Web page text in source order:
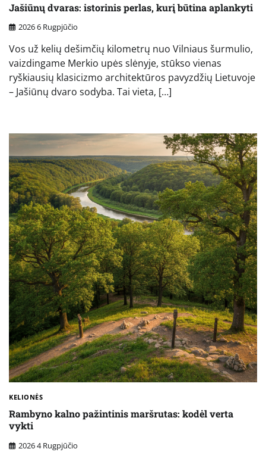
Jašiūnų dvaras: istorinis perlas, kurį būtina aplankyti
2026 6 Rugpjūčio
Vos už kelių dešimčių kilometrų nuo Vilniaus šurmulio,
vaizdingame Merkio upės slėnyje, stūkso vienas
ryškiausių klasicizmo architektūros pavyzdžių Lietuvoje
– Jašiūnų dvaro sodyba. Tai vieta, […]
KELIONĖS
Rambyno kalno pažintinis maršrutas: kodėl verta
vykti
2026 4 Rugpjūčio